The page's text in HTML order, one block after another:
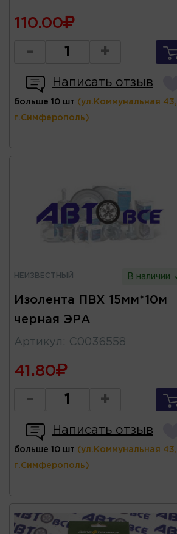
110.00
- +
Написать отзыв
больше 10 шт (ул.Коммунальная 43,
г.Симферополь)
НЕИЗВЕСТНЫЙ В наличии
Изолента ПВХ 15мм*10м
черная ЭРА
Артикул : C0036558
41.80
- +
Написать отзыв
больше 10 шт (ул.Коммунальная 43,
г.Симферополь)